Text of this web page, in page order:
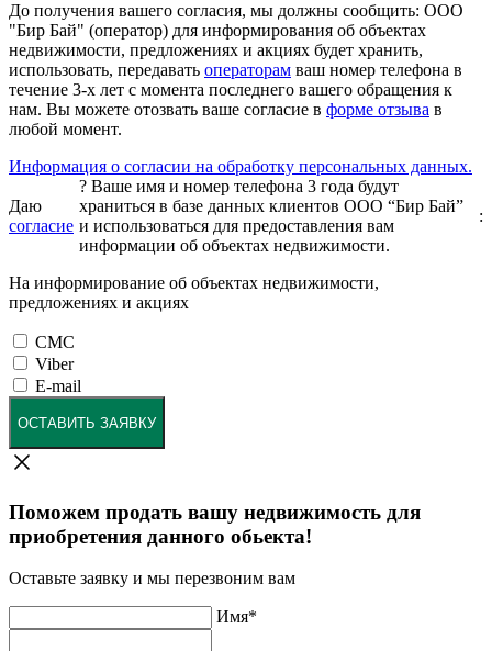
До получения вашего согласия, мы должны сообщить: ООО
"Бир Бай" (оператор) для информирования об объектах
недвижимости, предложениях и акциях будет хранить,
использовать, передавать операторам ваш номер телефона в
течение 3-х лет с момента последнего вашего обращения к
нам. Вы можете отозвать ваше согласие в форме отзыва в
любой момент.
Информация о согласии на обработку персональных данных.
Даю
согласие
? Ваше имя и номер телефона 3 года будут
храниться в базе данных клиентов ООО “Бир Бай”
и использоваться для предоставления вам
информации об объектах недвижимости.
:
На информирование об объектах недвижимости,
предложениях и акциях
СМС
Viber
E-mail
ОСТАВИТЬ ЗАЯВКУ
Поможем продать вашу недвижимость для
приобретения данного обьекта!
Оставьте заявку и мы перезвоним вам
Имя*